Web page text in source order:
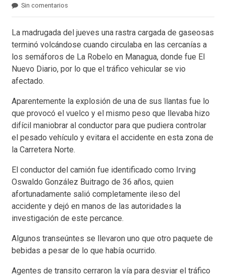
Sin comentarios
La madrugada del jueves una rastra cargada de gaseosas
terminó volcándose cuando circulaba en las cercanías a
los semáforos de La Robelo en Managua, donde fue El
Nuevo Diario, por lo que el tráfico vehicular se vio
afectado.
Aparentemente la explosión de una de sus llantas fue lo
que provocó el vuelco y el mismo peso que llevaba hizo
difícil maniobrar al conductor para que pudiera controlar
el pesado vehículo y evitara el accidente en esta zona de
la Carretera Norte.
El conductor del camión fue identificado como Irving
Oswaldo González Buitrago de 36 años, quien
afortunadamente salió completamente ileso del
accidente y dejó en manos de las autoridades la
investigación de este percance.
Algunos transeúntes se llevaron uno que otro paquete de
bebidas a pesar de lo que había ocurrido.
Agentes de transito cerraron la vía para desviar el tráfico